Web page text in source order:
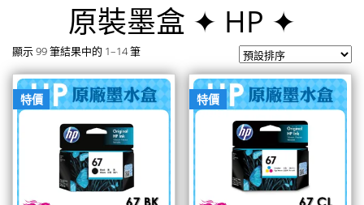
原裝墨盒 ✦ HP ✦
顯示 99 筆結果中的 1–14 筆
特價 特價